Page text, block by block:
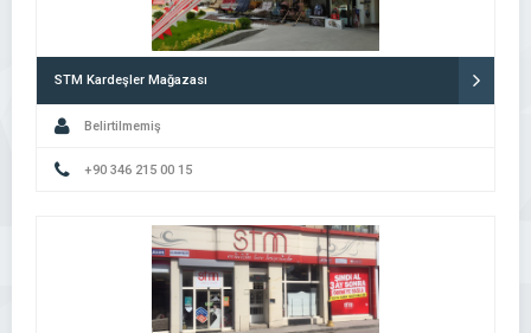
STM Kardeşler Mağazası
Belirtilmemiş
+90 346 215 00 15